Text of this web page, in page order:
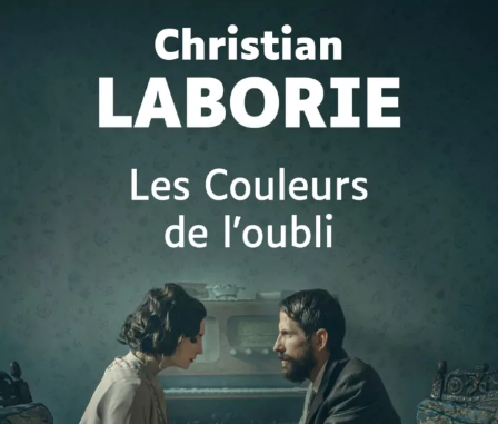
Les Couleurs de l’oubli
Christian Laborie